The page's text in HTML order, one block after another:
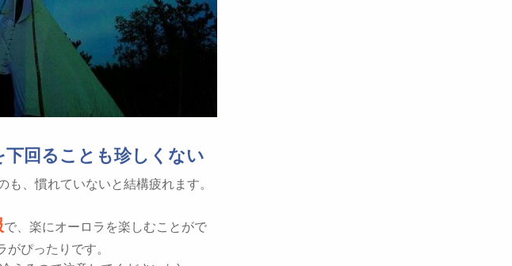
回ることも珍しくない
、慣れていないと結構疲れます。
で、楽にオーロラを楽しむことがで
ぴったりです。